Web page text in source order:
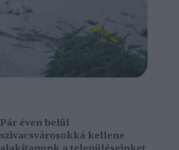
Pár éven belül
szivacsvárosokká kellene